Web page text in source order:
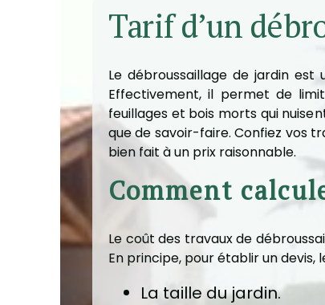
Tarif d’un
Le débroussaillage de jardin
Effectivement, il permet de
feuillages et bois morts qui
que de savoir-faire. Confiez vos
bien fait à un prix raisonnable.
Comment
Le coût des travaux de
En principe, pour établir un devis,
La taille du jardin.